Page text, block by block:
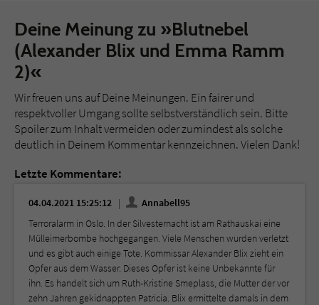
Deine Meinung zu »Blutnebel
(Alexander Blix und Emma Ramm
2)«
Wir freuen uns auf Deine Meinungen. Ein fairer und
respektvoller Umgang sollte selbstverständlich sein. Bitte
Spoiler zum Inhalt vermeiden oder zumindest als solche
deutlich in Deinem Kommentar kennzeichnen. Vielen Dank!
Letzte Kommentare:
04.04.2021 15:25:12
Annabell95
Terroralarm in Oslo. In der Silvesternacht ist am Rathauskai eine
Mülleimerbombe hochgegangen. Viele Menschen wurden verletzt
und es gibt auch einige Tote. Kommissar Alexander Blix zieht ein
Opfer aus dem Wasser. Dieses Opfer ist keine Unbekannte für
ihn. Es handelt sich um Ruth-Kristine Smeplass, die Mutter der vor
zehn Jahren gekidnappten Patricia. Blix ermittelte damals in dem